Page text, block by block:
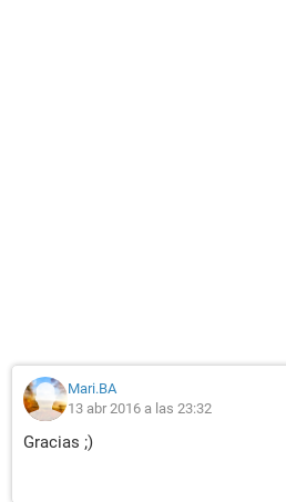
Mari.BA
13 abr 2016 a las 23:32
Gracias ;)